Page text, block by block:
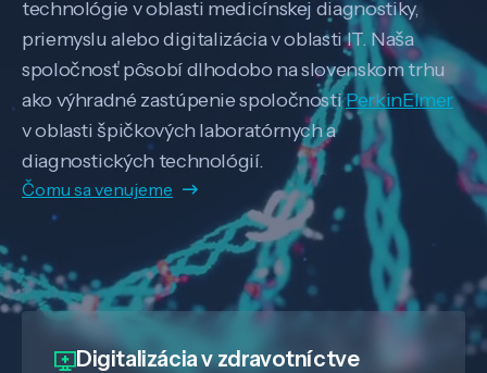
technológie v oblasti medicínskej diagnostiky,
priemyslu alebo digitalizácia v oblasti IT. Naša
spoločnosť pôsobí dlhodobo na slovenskom trhu
ako výhradné zastúpenie spoločnostiPerkinElmer
v oblasti špičkových laboratórnych a
diagnostických technológií.
Čomu sa venujeme
Digitalizáciav zdravotníctve